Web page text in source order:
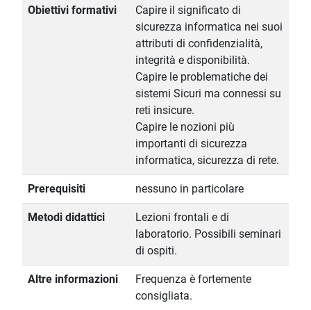
Obiettivi formativi
Capire il significato di
sicurezza informatica nei suoi
attributi di confidenzialità,
integrità e disponibilità.
Capire le problematiche dei
sistemi Sicuri ma connessi su
reti insicure.
Capire le nozioni più
importanti di sicurezza
informatica, sicurezza di rete.
Prerequisiti nessuno in particolare
Metodi didattici
Lezioni frontali e di
laboratorio. Possibili seminari
di ospiti.
Altre informazioni
Frequenza è fortemente
consigliata.